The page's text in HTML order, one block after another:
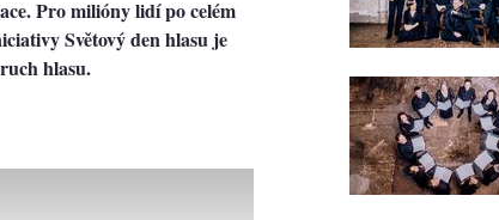
Pro milióny lidí po celém
Světový den hlasu je
hlasu.